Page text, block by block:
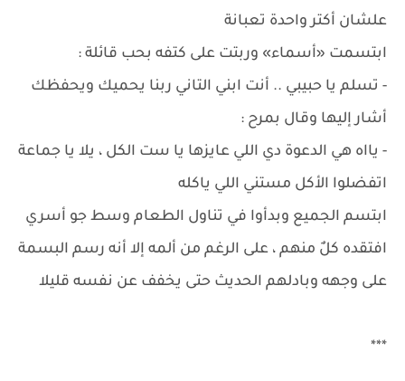
علشان أكتر واحدة تعبانة
ابتسمت «أسماء» وربتت على كتفه بحب قائلة :
- تسلم يا حبيبي .. أنت ابني التاني ربنا يحميك ويحفظك
أشار إليها وقال بمرح :
- يااه هي الدعوة دي اللي عايزها يا ست الكل ، يلا يا جماعة
اتفضلوا الأكل مستني اللي ياكله
ابتسم الجميع وبدأوا في تناول الطعام وسط جو أسري
افتقده كلٌ منهم ، على الرغم من ألمه إلا أنه رسم البسمة
على وجهه وبادلهم الحديث حتى يخفف عن نفسه قليلا
***